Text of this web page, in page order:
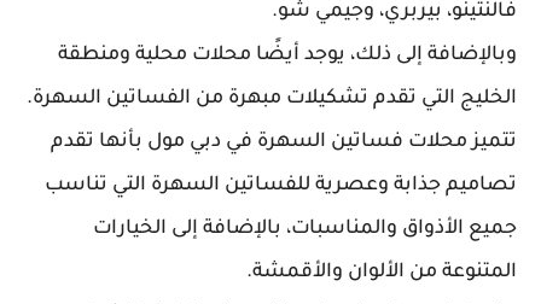
فالنتينو، بيربري، وجيمي شو.
وبالإضافة إلى ذلك، يوجد أيضًا محلات محلية ومنطقة
الخليج التي تقدم تشكيلات مبهرة من الفساتين السهرة.
تتميز محلات فساتين السهرة في دبي مول بأنها تقدم
تصاميم جذابة وعصرية للفساتين السهرة التي تناسب
جميع الأذواق والمناسبات، بالإضافة إلى الخيارات
المتنوعة من الألوان والأقمشة.